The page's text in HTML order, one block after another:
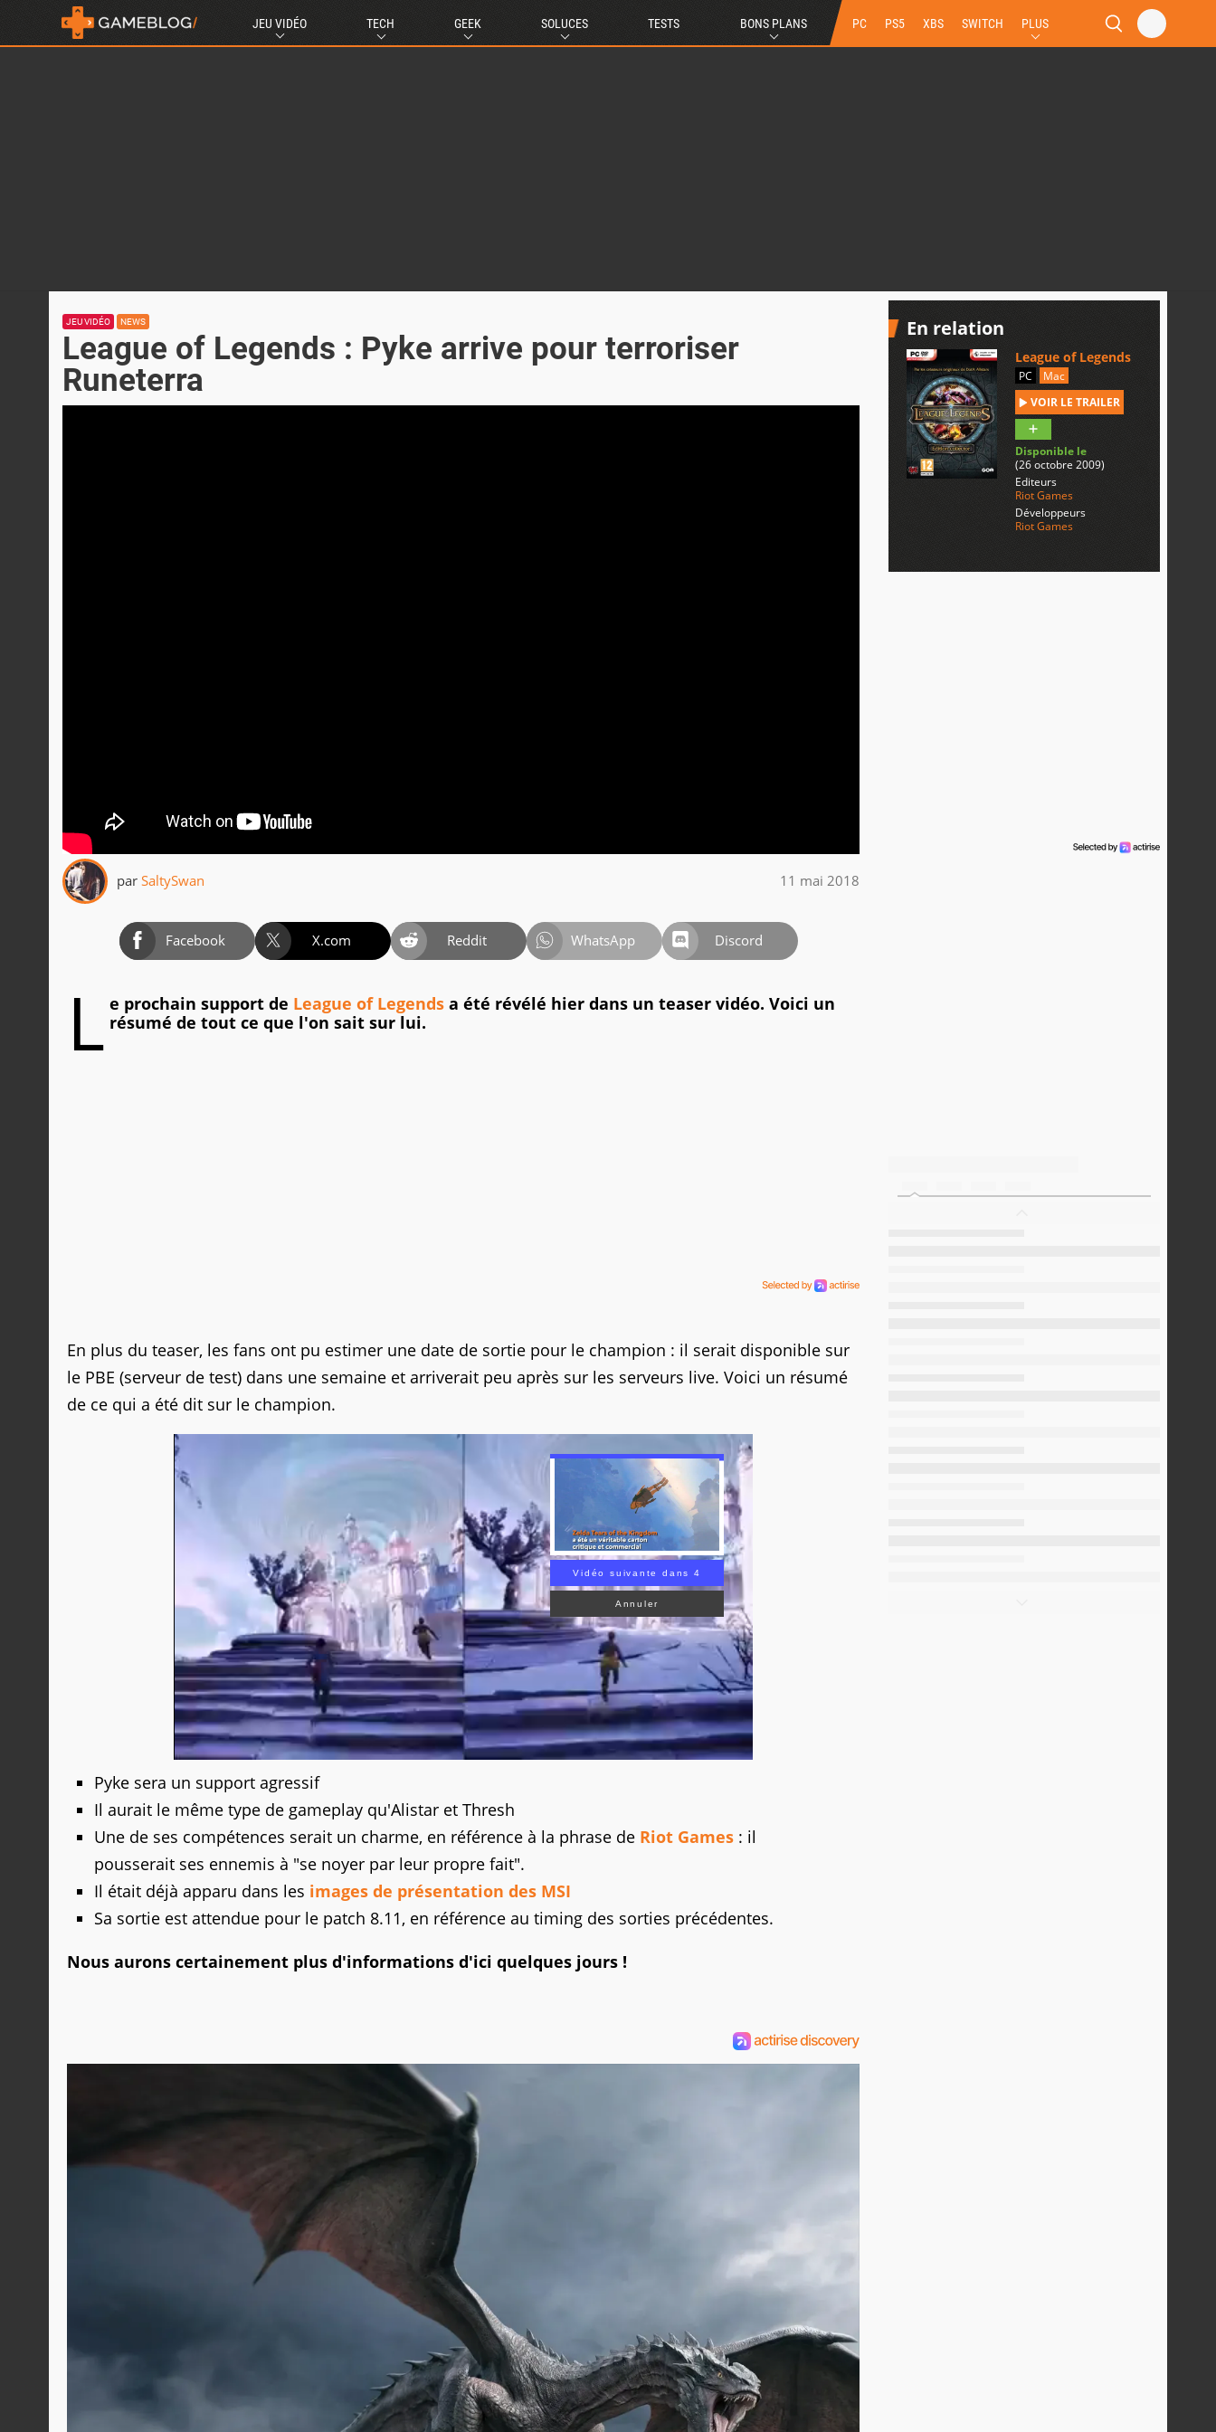
JEU VIDÉO TECH GEEK SOLUCES TESTS BONS PLANS PC PS5 XBS SWITCH PLUS
JEU VIDÉO NEWS
League of Legends : Pyke arrive pour terroriser
Runeterra
par SaltySwan 11 mai 2018
Facebook X.com Reddit WhatsApp Discord
L e prochain support de League of Legends a été révélé hier dans un teaser vidéo. Voici un
résumé de tout ce que l'on sait sur lui.
En plus du teaser, les fans ont pu estimer une date de sortie pour le champion : il serait disponible sur
le PBE (serveur de test) dans une semaine et arriverait peu après sur les serveurs live. Voici un résumé
de ce qui a été dit sur le champion.
Vidéo suivante dans 2
Annuler
Pyke sera un support agressif
Il aurait le même type de gameplay qu'Alistar et Thresh
Une de ses compétences serait un charme, en référence à la phrase de Riot Games : il
pousserait ses ennemis à "se noyer par leur propre fait".
Il était déjà apparu dans les images de présentation des MSI
Sa sortie est attendue pour le patch 8.11, en référence au timing des sorties précédentes.
Nous aurons certainement plus d'informations d'ici quelques jours !
En relation
League of Legends
PC
Mac
VOIR LE TRAILER
Disponible le
(26 octobre 2009)
Editeurs
Riot Games
Développeurs
Riot Games